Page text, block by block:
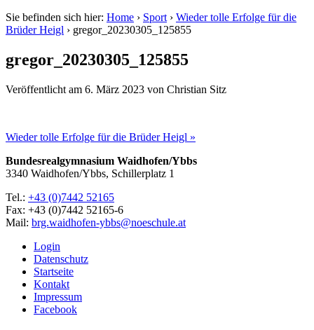
Sie befinden sich hier: Home › Sport › Wieder tolle Erfolge für die
Brüder Heigl › gregor_20230305_125855
gregor_20230305_125855
Veröffentlicht am 6. März 2023 von Christian Sitz
Wieder tolle Erfolge für die Brüder Heigl »
Bundesrealgymnasium Waidhofen/Ybbs
3340 Waidhofen/Ybbs, Schillerplatz 1
Tel.: +43 (0)7442 52165
Fax: +43 (0)7442 52165-6
Mail: brg.waidhofen-ybbs@noeschule.at
Login
Datenschutz
Startseite
Kontakt
Impressum
Facebook